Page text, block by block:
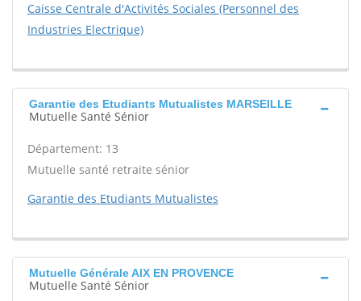
Caisse Centrale d'Activités Sociales (Personnel des
Industries Electrique)
Garantie des Etudiants Mutualistes MARSEILLE
Mutuelle Santé Sénior
Département: 13
Mutuelle santé retraite sénior
Garantie des Etudiants Mutualistes
Mutuelle Générale AIX EN PROVENCE
Mutuelle Santé Sénior